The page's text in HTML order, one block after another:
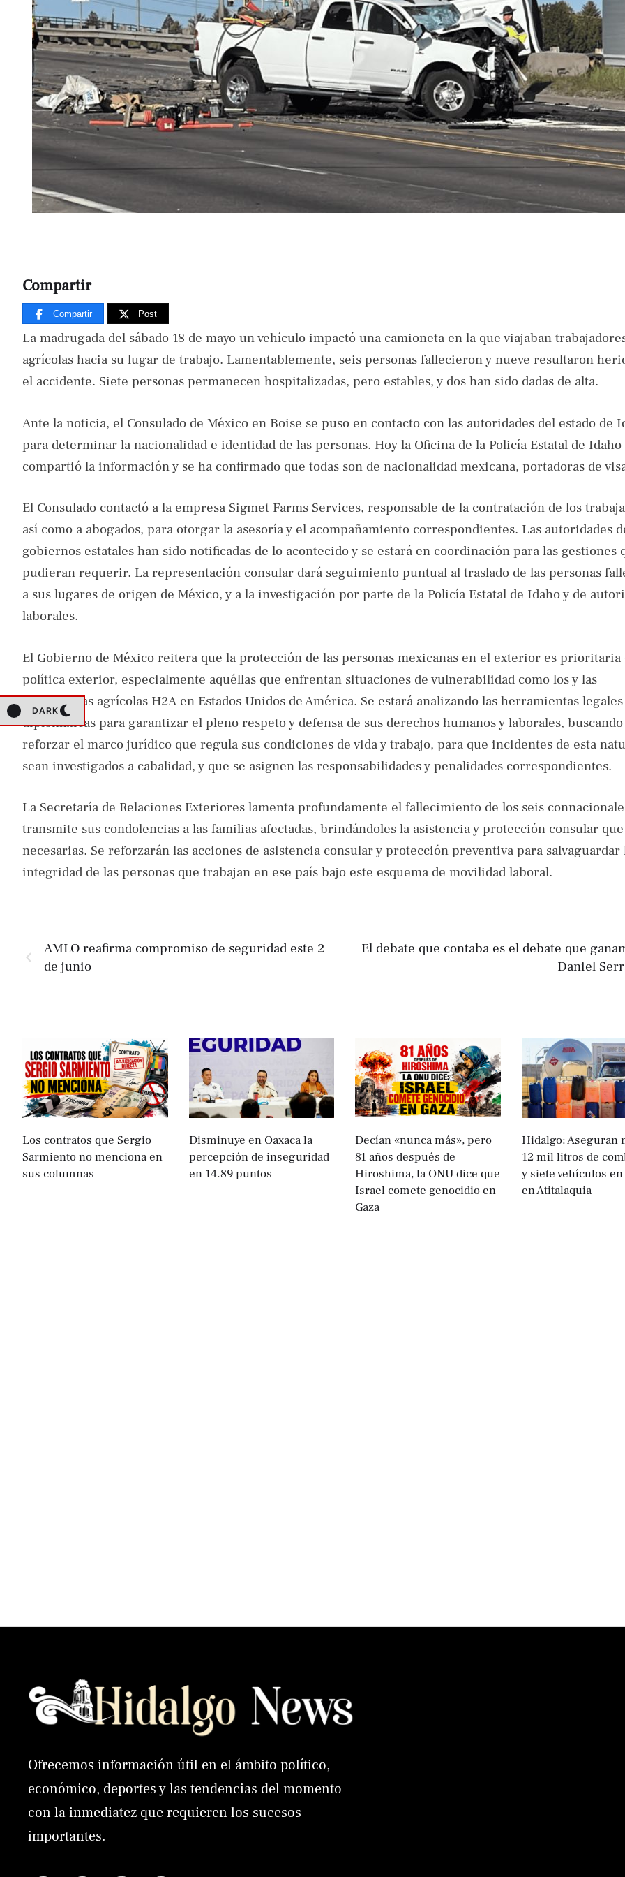
DARK
Compartir
Compartir Post
La madrugada del sábado 18 de mayo un vehículo impactó una camioneta en la que viajaban
agrícolas hacia su lugar de trabajo. Lamentablemente, seis personas fallecieron y nueve resultaron
el accidente. Siete personas permanecen hospitalizadas, pero estables, y dos han sido dadas de alta.
Ante la noticia, el Consulado de México en Boise se puso en contacto con las autoridades del estado de
para determinar la nacionalidad e identidad de las personas. Hoy la Oficina de la Policía Estatal de Idaho
compartió la información y se ha confirmado que todas son de nacionalidad mexicana, portadoras de
El Consulado contactó a la empresa Sigmet Farms Services, responsable de la contratación de los
así como a abogados, para otorgar la asesoría y el acompañamiento correspondientes. Las autoridades
gobiernos estatales han sido notificadas de lo acontecido y se estará en coordinación para las gestiones
pudieran requerir. La representación consular dará seguimiento puntual al traslado de las personas
a sus lugares de origen de México, y a la investigación por parte de la Policía Estatal de Idaho y de
laborales.
El Gobierno de México reitera que la protección de las personas mexicanas en el exterior es prioritaria
política exterior, especialmente aquéllas que enfrentan situaciones de vulnerabilidad como los y las
trabajadoras agrícolas H2A en Estados Unidos de América. Se estará analizando las herramientas legales
diplomáticas para garantizar el pleno respeto y defensa de sus derechos humanos y laborales, buscando
reforzar el marco jurídico que regula sus condiciones de vida y trabajo, para que incidentes de esta
sean investigados a cabalidad, y que se asignen las responsabilidades y penalidades correspondientes.
La Secretaría de Relaciones Exteriores lamenta profundamente el fallecimiento de los seis
transmite sus condolencias a las familias afectadas, brindándoles la asistencia y protección consular
necesarias. Se reforzarán las acciones de asistencia consular y protección preventiva para salvaguardar
integridad de las personas que trabajan en ese país bajo este esquema de movilidad laboral.
AMLO reafirma compromiso de seguridad este 2
de junio
El debate que contaba es el debate que
Daniel
Los contratos que Sergio
Sarmiento no menciona en
sus columnas
Disminuye en Oaxaca la
percepción de inseguridad
en 14.89 puntos
Decían «nunca más», pero
81 años después de
Hiroshima, la ONU dice que
Israel comete genocidio en
Gaza
Hidalgo: Aseguran
12 mil litros de
y siete vehículos en
en Atitalaquia
Ofrecemos información útil en el ámbito político,
económico, deportes y las tendencias del momento
con la inmediatez que requieren los sucesos
importantes.